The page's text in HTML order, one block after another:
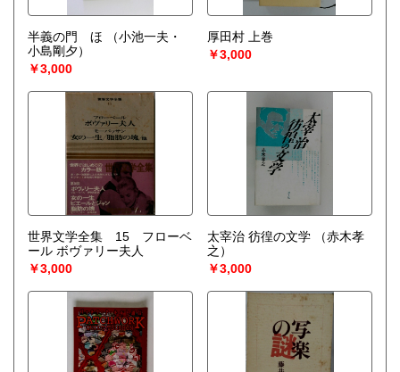
半義の門 ほ
（小池一夫・
小島剛夕）
￥3,000
厚田村 上巻
￥3,000
世界文学全集 15 フローベ
ール ボヴァリー夫人
￥3,000
太宰治 彷徨の文学
（赤木孝
之）
￥3,000